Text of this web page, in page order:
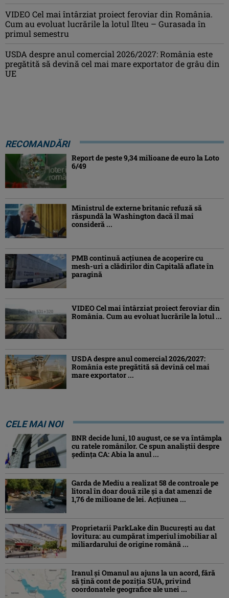
VIDEO Cel mai întârziat proiect feroviar din România.
Cum au evoluat lucrările la lotul Ilteu – Gurasada în
primul semestru
USDA despre anul comercial 2026/2027: România este
pregătită să devină cel mai mare exportator de grâu din
UE
RECOMANDĂRI
Report de peste 9,34 milioane de euro la Loto
6/49
Ministrul de externe britanic refuză să
răspundă la Washington dacă îl mai
consideră ...
PMB continuă acțiunea de acoperire cu
mesh-uri a clădirilor din Capitală aflate în
paragină
VIDEO Cel mai întârziat proiect feroviar din
România. Cum au evoluat lucrările la lotul ...
USDA despre anul comercial 2026/2027:
România este pregătită să devină cel mai
mare exportator ...
CELE MAI NOI
BNR decide luni, 10 august, ce se va întâmpla
cu ratele românilor. Ce spun analiștii despre
ședința CA: Abia la anul ...
Garda de Mediu a realizat 58 de controale pe
litoral în doar două zile și a dat amenzi de
1,76 de milioane de lei. Acțiunea ...
Proprietarii ParkLake din București au dat
lovitura: au cumpărat imperiul imobiliar al
miliardarului de origine română ...
Iranul și Omanul au ajuns la un acord, fără
să țină cont de poziția SUA, privind
coordonatele geografice ale unei ...